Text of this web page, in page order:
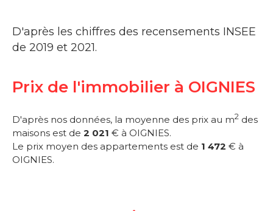
D'après les chiffres des recensements INSEE
de 2019 et 2021.
Prix de l'immobilier à OIGNIES
D'après nos données, la moyenne des prix au m2 des
maisons est de 2 021 € à OIGNIES.
Le prix moyen des appartements est de 1 472 € à
OIGNIES.